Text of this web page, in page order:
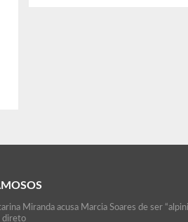
Miranda acusa Marcia Soares de ser
direto